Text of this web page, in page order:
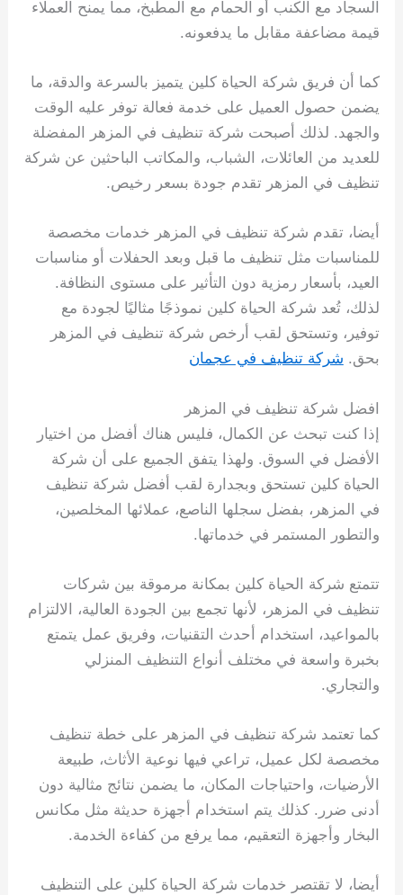
السجاد مع الكنب أو الحمام مع المطبخ، مما يمنح العملاء
قيمة مضاعفة مقابل ما يدفعونه.
كما أن فريق شركة الحياة كلين يتميز بالسرعة والدقة، ما
يضمن حصول العميل على خدمة فعالة توفر عليه الوقت
والجهد. لذلك أصبحت شركة تنظيف في المزهر المفضلة
للعديد من العائلات، الشباب، والمكاتب الباحثين عن شركة
تنظيف في المزهر تقدم جودة بسعر رخيص.
أيضا، تقدم شركة تنظيف في المزهر خدمات مخصصة
للمناسبات مثل تنظيف ما قبل وبعد الحفلات أو مناسبات
العيد، بأسعار رمزية دون التأثير على مستوى النظافة.
لذلك، تُعد شركة الحياة كلين نموذجًا مثاليًا لجودة مع
توفير، وتستحق لقب أرخص شركة تنظيف في المزهر
بحق. شركة تنظيف في عجمان
افضل شركة تنظيف في المزهر
إذا كنت تبحث عن الكمال، فليس هناك أفضل من اختيار
الأفضل في السوق. ولهذا يتفق الجميع على أن شركة
الحياة كلين تستحق وبجدارة لقب أفضل شركة تنظيف
في المزهر، بفضل سجلها الناصع، عملائها المخلصين،
والتطور المستمر في خدماتها.
تتمتع شركة الحياة كلين بمكانة مرموقة بين شركات
تنظيف في المزهر، لأنها تجمع بين الجودة العالية، الالتزام
بالمواعيد، استخدام أحدث التقنيات، وفريق عمل يتمتع
بخبرة واسعة في مختلف أنواع التنظيف المنزلي
والتجاري.
كما تعتمد شركة تنظيف في المزهر على خطة تنظيف
مخصصة لكل عميل، تراعي فيها نوعية الأثاث، طبيعة
الأرضيات، واحتياجات المكان، ما يضمن نتائج مثالية دون
أدنى ضرر. كذلك يتم استخدام أجهزة حديثة مثل مكانس
البخار وأجهزة التعقيم، مما يرفع من كفاءة الخدمة.
أيضا، لا تقتصر خدمات شركة الحياة كلين على التنظيف